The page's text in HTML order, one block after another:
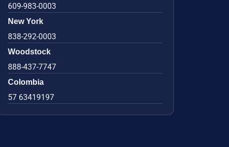
609-983-0003
New York
838-292-0003
Woodstock
888-437-7747
Colombia
57 63419197